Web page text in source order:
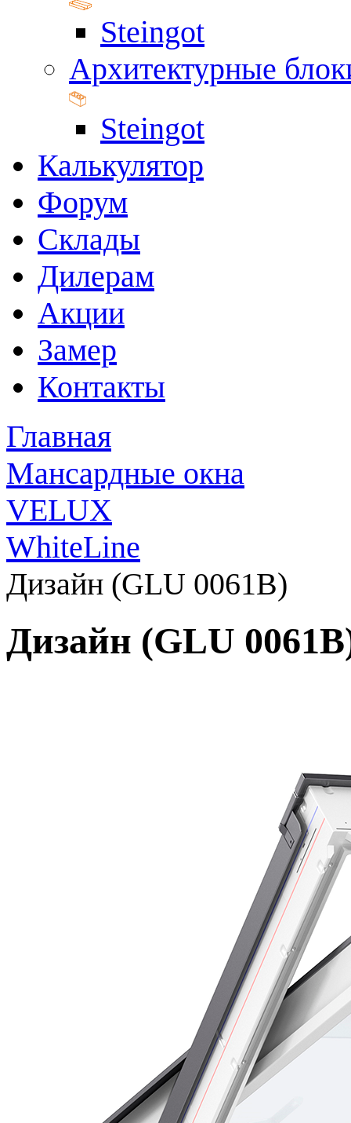
Steingot
Архитектурные
Steingot
Калькулятор
Форум
Склады
Дилерам
Акции
Замер
Контакты
Главная
Мансардные окна
VELUX
WhiteLine
Дизайн (GLU 0061B)
Дизайн (GLU